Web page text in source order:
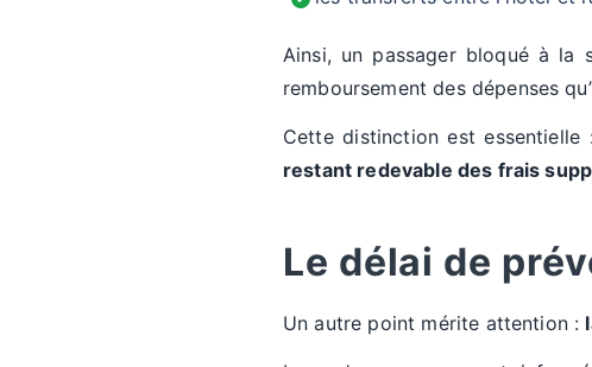
Ainsi, un passager bloqué à la
remboursement des dépenses
Cette distinction est essentielle
restant redevable des frais
Le délai de
Un autre point mérite attention :